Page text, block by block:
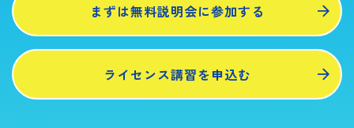
まずは無料説明会に参加する
ライセンス講習を申込む